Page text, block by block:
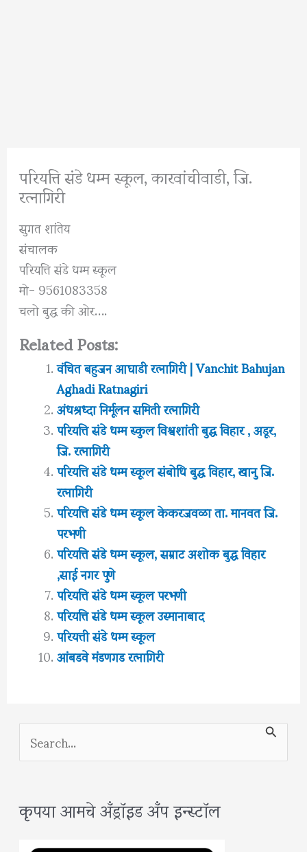
परियत्ति संडे धम्म स्कूल, कारवांचीवाडी, जि.
रत्नागिरी
सुगत शांतेय
संचालक
परियत्ति संडे धम्म स्कूल
मो- 9561083358
चलो बुद्ध की ओर….
Related Posts:
वंचित बहुजन आघाडी रत्नागिरी | Vanchit Bahujan
Aghadi Ratnagiri
अंधश्रध्दा निर्मूलन समिती रत्नागिरी
परियत्ति संडे धम्म स्कुल विश्वशांती बुद्ध विहार , अडूर,
जि. रत्नागिरी
परियत्ति संडे धम्म स्कूल संबोधि बुद्ध विहार, खानु जि.
रत्नागिरी
परियत्ति संडे धम्म स्कूल केकरजवळा ता. मानवत जि.
परभणी
परियत्ति संडे धम्म स्कूल, सम्राट अशोक बुद्ध विहार
,साई नगर पुणे
परियत्ति संडे धम्म स्कूल परभणी
परियत्ति संडे धम्म स्कूल उस्मानाबाद
परियत्ती संडे धम्म स्कूल
आंबडवे मंडणगड रत्नागिरी
S
e
r
c
कृपया आमचे अँड्रॉइड अँप इन्स्टॉल